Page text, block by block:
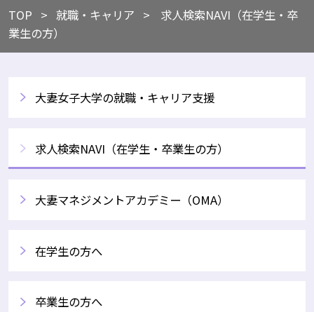
TOP ​就職・キャリア
求人検索NAVI（在学生・卒
業生の方）
大妻女子大学の就職・キャリア支援
求人検索NAVI（在学生・卒業生の方）
大妻マネジメントアカデミー（OMA）
在学生の方へ
卒業生の方へ